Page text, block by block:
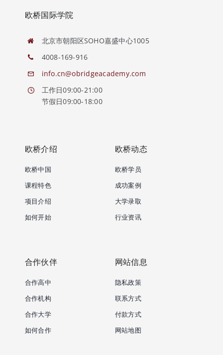
欧桥国际学院
北京市朝阳区SOHO嘉盛中心1005
4008-169-916
info.cn@obridgeacademy.com
工作日09:00-21:00
节假日09:00-18:00
欧桥介绍
欧桥中国
课程特色
项目介绍
如何开始
欧桥动态
欧桥学员
成功案例
大学录取
行业资讯
合作伙伴
合作高中
合作机构
合作大学
如何合作
网站信息
隐私政策
联系方式
付款方式
网站地图